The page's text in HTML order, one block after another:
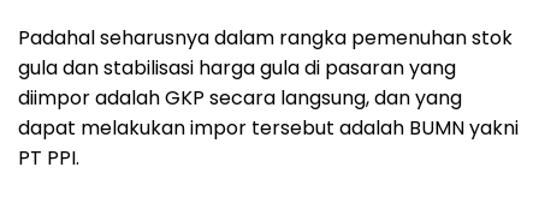
Padahal seharusnya dalam rangka pemenuhan stok
gula dan stabilisasi harga gula di pasaran yang
diimpor adalah GKP secara langsung, dan yang
dapat melakukan impor tersebut adalah BUMN yakni
PT PPI.